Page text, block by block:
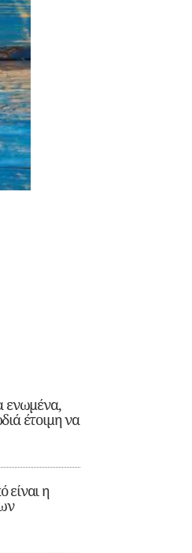
ενωμένα,
έτοιμη να
είναι η